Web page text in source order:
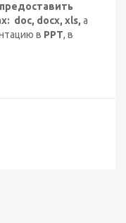
doc, docx, xls, а
в PPT, в